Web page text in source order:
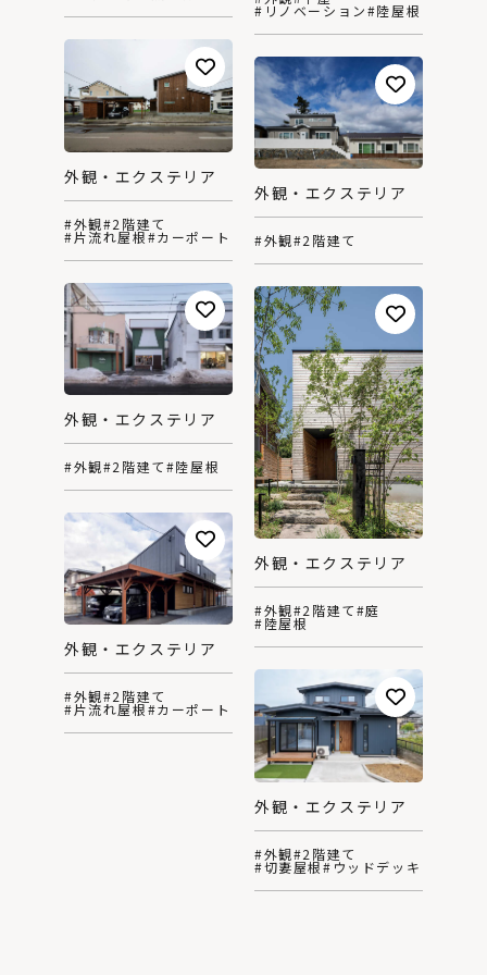
#リノベーション#陸屋根
外観・エクステリア
#外観#2階建て
#片流れ屋根#カーポート
外観・エクステリア
#外観#2階建て
外観・エクステリア
#外観#2階建て#陸屋根
外観・エクステリア
#外観#2階建て#庭
#陸屋根
外観・エクステリア
#外観#2階建て
#片流れ屋根#カーポート
外観・エクステリア
#外観#2階建て
#切妻屋根#ウッドデッキ